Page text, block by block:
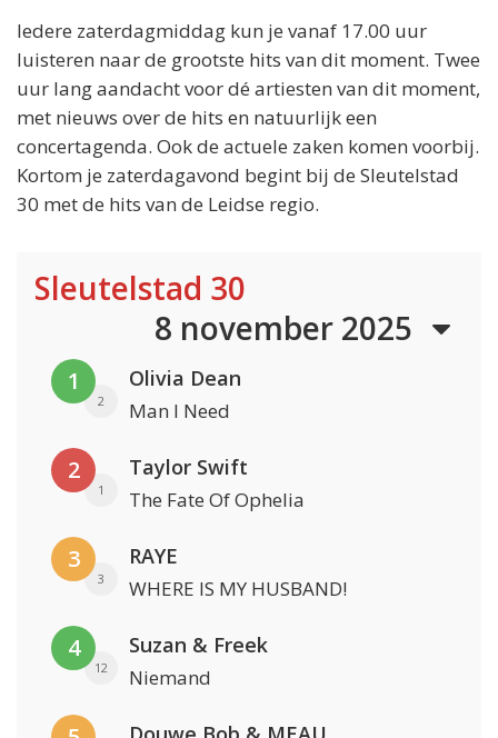
Iedere zaterdagmiddag kun je vanaf 17.00 uur
luisteren naar de grootste hits van dit moment. Twee
uur lang aandacht voor dé artiesten van dit moment,
met nieuws over de hits en natuurlijk een
concertagenda. Ook de actuele zaken komen voorbij.
Kortom je zaterdagavond begint bij de Sleutelstad
30 met de hits van de Leidse regio.
Sleutelstad 30
8 november 2025
1
2
Olivia Dean
Man I Need
2
1
Taylor Swift
The Fate Of Ophelia
3
3
RAYE
WHERE IS MY HUSBAND!
4
12
Suzan & Freek
Niemand